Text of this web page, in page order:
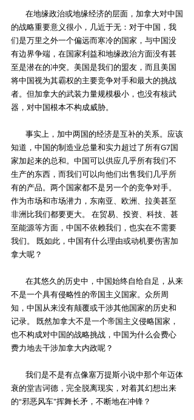
在地缘政治或地缘经济的层面，加拿大对中国
的战略重要意义很小，几近于无：对于中国，我
们是万里之外一个偏远而寒冷的国家，与中国没
有边界争端，在国家利益和地缘政治方面没有甚
至是潜在的冲突。美国是我们的盟友，而且美国
将中国视为其霸权的主要竞争对手和最大的挑战
者。但加拿大的武装力量规模极小，也没有核武
器，对中国根本不构成威胁。
事实上，加中两国的经济是互补的关系。应该
知道，中国的制造业总量和实力超过了所有G7国
家加起来的总和。中国可以供应几乎所有我们不
生产的东西，而我们可以向他们出售我们几乎所
有的产品。两个国家都不是另一个的竞争对手。
作为市场和市场潜力，东南亚、欧洲、拉美甚至
非洲比我们都要更大。 在贸易、投资、科技、甚
至能源等方面，中国不依赖我们，也实在不需要
我们。 既如此，中国有什么理由或动机要伤害加
拿大呢？
在其悠久的历史中，中国始终自给自足，从来
不是一个具有侵略性的帝国主义国家。众所周
知，中国从来没有颠覆或干涉其他国家的历史和
记录。 既然加拿大不是一个帝国主义侵略国家，
也不构成对中国的战略挑战，中国为什么会费心
费力地去干涉加拿大内政呢？
我们是不是有点像塞万提斯小说中那个年迈体
衰的堂吉诃德，完全脱离现实，对着其幻想出来
的“邪恶风车”挥舞长矛，不断地在冲锋？